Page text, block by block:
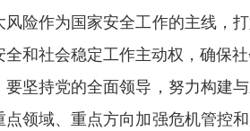
风险作为国家安全工作的主线，
全和社会稳定工作主动权，确保
持党的全面领导，努力构建与
点领域、重点方向加强危机管控